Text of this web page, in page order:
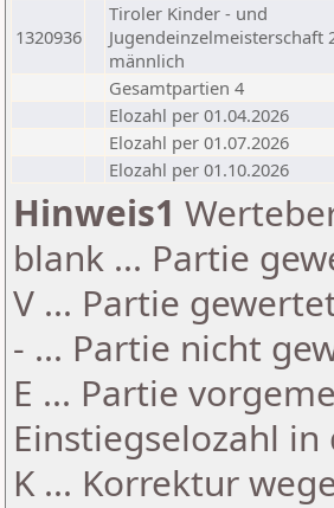
1320936
Tiroler Kinder - und
Jugendeinzelmeisterschaft
männlich
Gesamtpartien 4
Elozahl per 01.04.2026
Elozahl per 01.07.2026
Elozahl per 01.10.2026
Hinweis1
blank ... Partie
V ... Partie
- ... Partie nicht
E ... Partie
Einstiegselozahl
K ... Korrektur